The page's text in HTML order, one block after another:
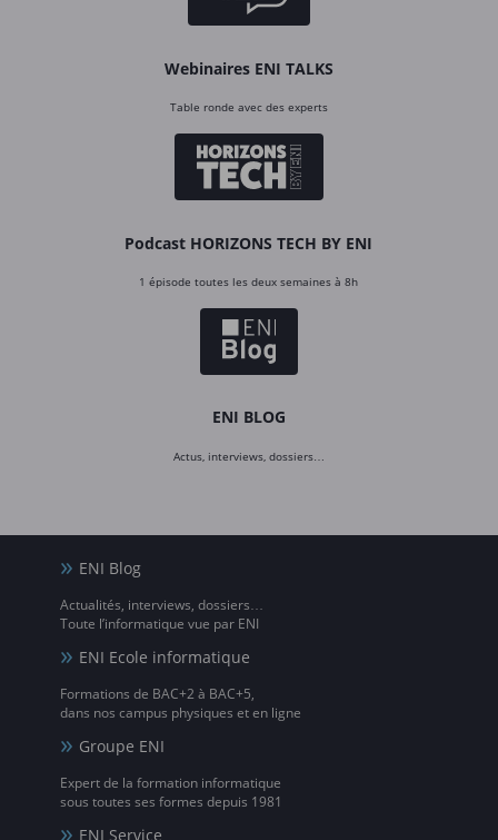
Webinaires ENI TALKS
Table ronde avec des experts
Podcast HORIZONS TECH BY ENI
1 épisode toutes les deux semaines à 8h
ENI BLOG
Actus, interviews, dossiers…
ENI Blog
Actualités, interviews, dossiers…
Toute l’informatique vue par ENI
ENI Ecole informatique
Formations de BAC+2 à BAC+5,
dans nos campus physiques et en ligne
Groupe ENI
Expert de la formation informatique
sous toutes ses formes depuis 1981
ENI Service